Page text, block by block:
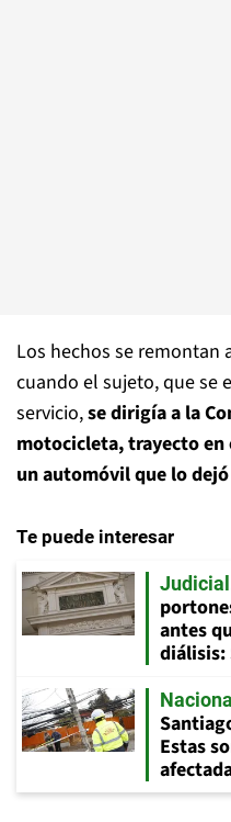
Los hechos se remontan
cuando el sujeto, que se
servicio,se dirigía a la
motocicleta, trayecto
un automóvil que lo
Te puede interesar
Judicial
antes
diálisis:
Nacional
Estas